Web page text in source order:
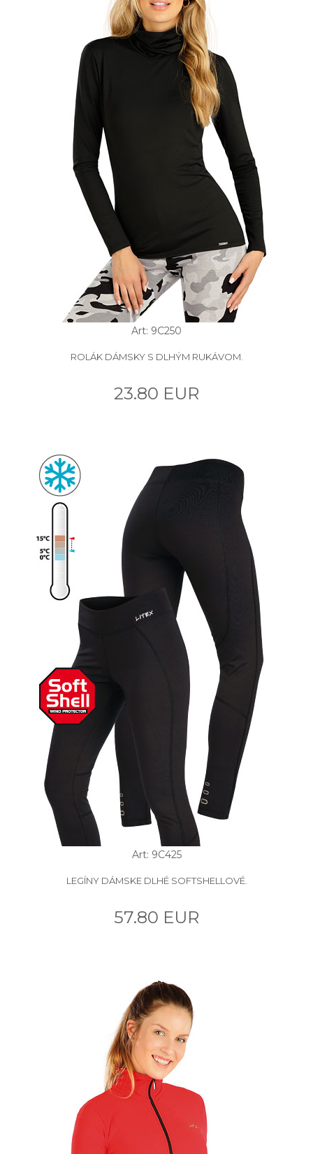
Art: 9C250
ROLÁK DÁMSKY S DLHÝM RUKÁVOM.
23.80 EUR
Art: 9C425
LEGÍNY DÁMSKE DLHÉ SOFTSHELLOVÉ.
57.80 EUR